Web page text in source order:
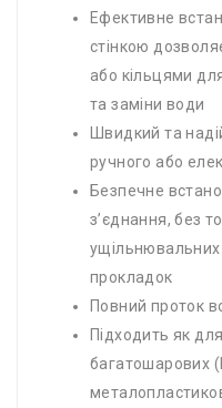
Ефективне
стінкою
або кільцями
та заміни води
Швидкий та
ручного або
Безпечне
з’єднання, без
прокладок
Повний проток
Підходить як
багатошарових